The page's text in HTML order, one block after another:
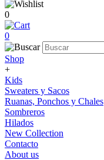
0
0
Shop
+
Kids
Sweaters y Sacos
Ruanas, Ponchos y Chales
Sombreros
Hilados
New Collection
Contacto
About us